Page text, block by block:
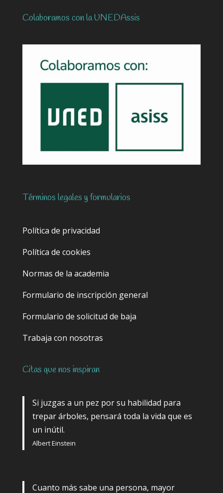
Colaboramos con la UNEDAssis
Términos legales y formularios
Política de privacidad
Política de cookies
Normas de la academia
Formulario de inscripción general
Formulario de solicitud de baja
Trabaja con nosotras
Citas que nos inspiran
Si juzgas a un pez por su habilidad para
trepar árboles, pensará toda la vida que es
un inútil.
Albert Einstein
Cuanto más sabe una persona, mayor